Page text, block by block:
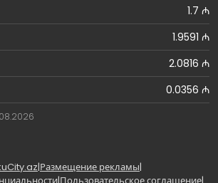
1.7 ₼
1.9591 ₼
2.0816 ₼
0.0356 ₼
|Размещение рекламы|